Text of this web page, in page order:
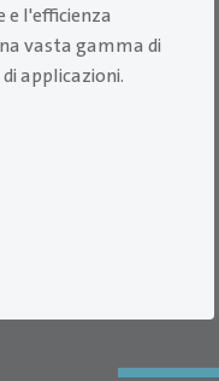
e l'efficienza
vasta gamma di
applicazioni.